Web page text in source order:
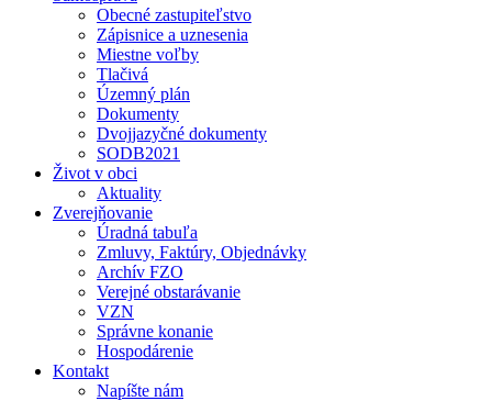
Obecné zastupiteľstvo
Zápisnice a uznesenia
Miestne voľby
Tlačivá
Územný plán
Dokumenty
Dvojjazyčné dokumenty
SODB2021
Život v obci
Aktuality
Zverejňovanie
Úradná tabuľa
Zmluvy, Faktúry, Objednávky
Archív FZO
Verejné obstarávanie
VZN
Správne konanie
Hospodárenie
Kontakt
Napíšte nám